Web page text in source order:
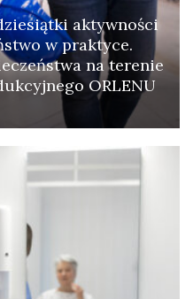
aktywności
w praktyce.
na terenie
ORLENU